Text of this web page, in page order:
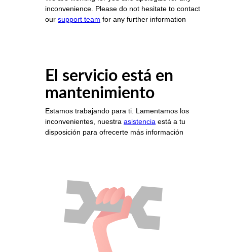
inconvenience. Please do not hesitate to contact
our support team for any further information
El servicio está en
mantenimiento
Estamos trabajando para ti. Lamentamos los
inconvenientes, nuestra asistencia está a tu
disposición para ofrecerte más información